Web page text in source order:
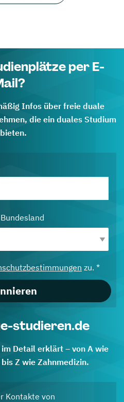
per E-
Infos über freie duale
die ein duales Studium
zu. *
studieren.de
Detail erklärt – von A wie
Z wie Zahnmedizin.
Kontakte von